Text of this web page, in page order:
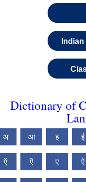
Dictionary of
अ आ इ ई
ऍ ऎ ए ऐ